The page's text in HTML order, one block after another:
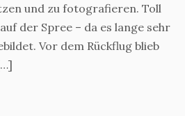
und zu fotografieren. Toll
der Spree – da es lange sehr
Vor dem Rückflug blieb